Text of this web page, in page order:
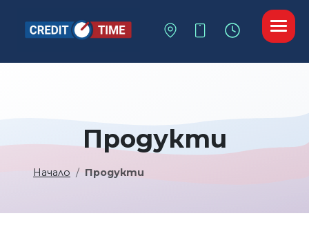
Продукти
Начало Продукти